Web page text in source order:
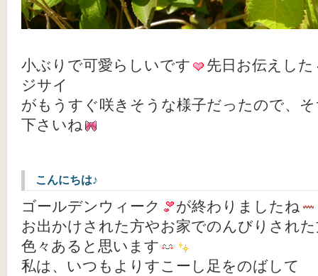
小ぶりで可愛らしいです
先日お伝えし
ジサイ
がもうすぐ咲きそうな様子だったので、
下さいね
こんにちは♪
ゴールデンウィーク
が終わりましたね
お出かけされた方やお家でのんびりされ
色々あると思います
私は、いつもよりすこーし足をのばして